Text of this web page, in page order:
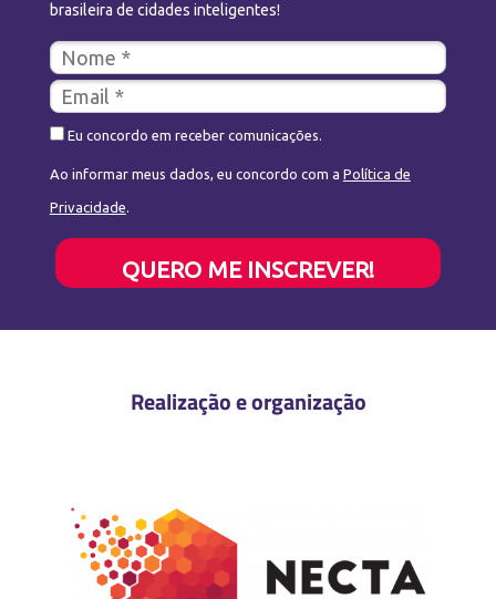
brasileira de cidades inteligentes!
Eu concordo em receber comunicações.
Ao informar meus dados, eu concordo com a Política de
Privacidade.
QUERO ME INSCREVER!
Realização e organização